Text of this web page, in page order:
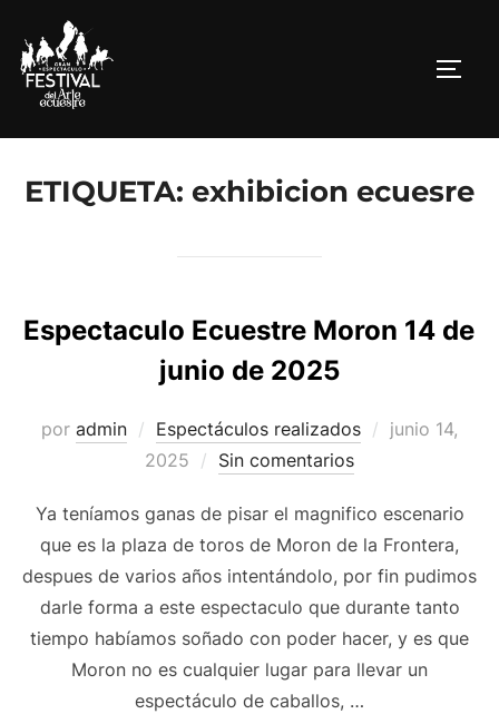
contenido
ETIQUETA: exhibicion ecuesre
Espectaculo Ecuestre Moron 14 de
junio de 2025
por admin Espectáculos realizados
Publicado
junio 14,
2025
Sin comentarios
Ya teníamos ganas de pisar el magnifico escenario
que es la plaza de toros de Moron de la Frontera,
despues de varios años intentándolo, por fin pudimos
darle forma a este espectaculo que durante tanto
tiempo habíamos soñado con poder hacer, y es que
Moron no es cualquier lugar para llevar un
espectáculo de caballos, …